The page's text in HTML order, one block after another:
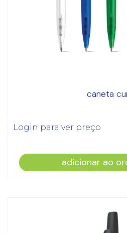
caneta
Login para ver preço
adicionar ao